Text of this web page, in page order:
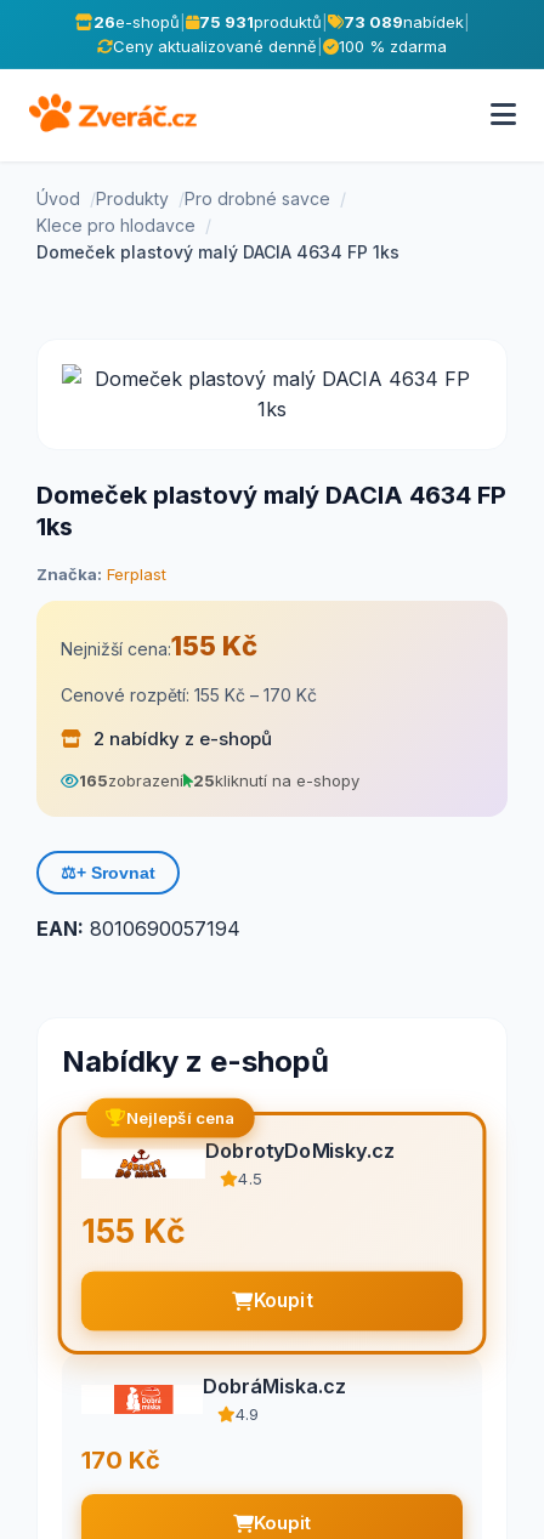
26e-shopů 75 931produktů 73 089nabídek|
Ceny aktualizované denně
100 % zdarma
Úvod Produkty
Pro drobné savce
Klece pro hlodavce
Domeček plastový malý DACIA 4634 FP 1ks
Domeček plastový malý DACIA 4634 FP
1ks
Značka: Ferplast
Nejnižší cena:155 Kč
Cenové rozpětí: 155 Kč – 170 Kč
2 nabídky z e-shopů
165zobrazení 25kliknutí na e-shopy
⚖️+ Srovnat
EAN: 8010690057194
Nabídky z e-shopů
Nejlepší cena
DobrotyDoMisky.cz
4.5
155 Kč
Koupit
DobráMiska.cz
4.9
170 Kč
Koupit